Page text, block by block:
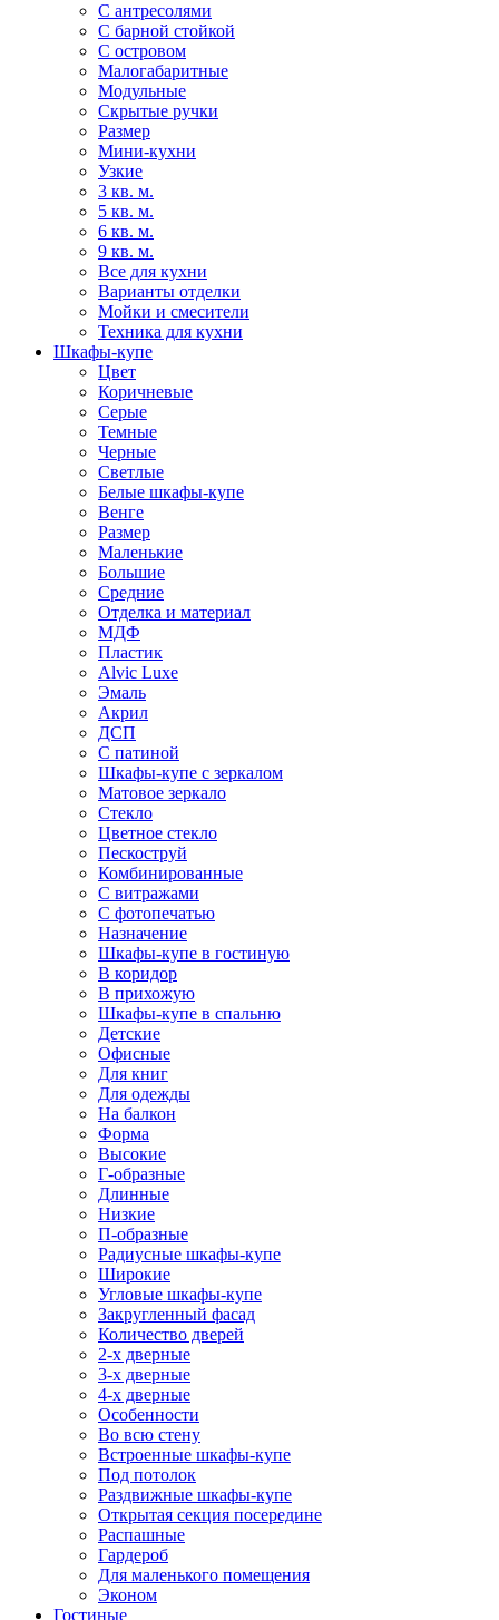
С антресолями
С барной стойкой
С островом
Малогабаритные
Модульные
Скрытые ручки
Размер
Мини-кухни
Узкие
3 кв. м.
5 кв. м.
6 кв. м.
9 кв. м.
Все для кухни
Варианты отделки
Мойки и смесители
Техника для кухни
Шкафы-купе
Цвет
Коричневые
Серые
Темные
Черные
Светлые
Белые шкафы-купе
Венге
Размер
Маленькие
Большие
Средние
Отделка и материал
МДФ
Пластик
Alvic Luxe
Эмаль
Акрил
ДСП
С патиной
Шкафы-купе с зеркалом
Матовое зеркало
Стекло
Цветное стекло
Пескоструй
Комбинированные
С витражами
С фотопечатью
Назначение
Шкафы-купе в гостиную
В коридор
В прихожую
Шкафы-купе в спальню
Детские
Офисные
Для книг
Для одежды
На балкон
Форма
Высокие
Г-образные
Длинные
Низкие
П-образные
Радиусные шкафы-купе
Широкие
Угловые шкафы-купе
Закругленный фасад
Количество дверей
2-х дверные
3-х дверные
4-х дверные
Особенности
Во всю стену
Встроенные шкафы-купе
Под потолок
Раздвижные шкафы-купе
Открытая секция посередине
Распашные
Гардероб
Для маленького помещения
Эконом
Гостиные